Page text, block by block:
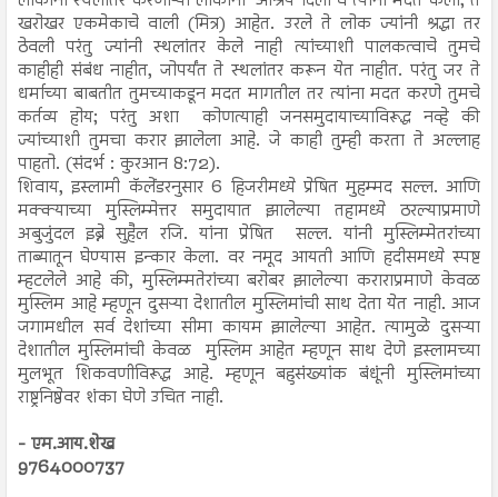
खरोखर एकमेकाचे वाली (मित्र) आहेत. उरले ते लोक ज्यांनी श्रद्धा तर
ठेवली परंतु ज्यांनी स्थलांतर केले नाही त्यांच्याशी पालकत्वाचे तुमचे
काहीही संबंध नाहीत, जोपर्यंत ते स्थलांतर करून येत नाहीत. परंतु जर ते
धर्माच्या बाबतीत तुमच्याकडून मदत मागतील तर त्यांना मदत करणे तुमचे
कर्तव्य होय; परंतु अशा कोणत्याही जनसमुदायाच्याविरूद्ध नव्हे की
ज्यांच्याशी तुमचा करार झालेला आहे. जे काही तुम्ही करता ते अल्लाह
पाहतो. (संदर्भ : कुरआन 8:72).
शिवाय, इस्लामी कॅलेंडरनुसार 6 हिजरीमध्ये प्रेषित मुहम्मद सल्ल. आणि
मक्क्याच्या मुस्लिम्मेत्तर समुदायात झालेल्या तहामध्ये ठरल्याप्रमाणे
अबुजुंदल इब्ने सुहैल रजि. यांना प्रेषित सल्ल. यांनी मुस्लिम्मेतरांच्या
ताब्यातून घेण्यास इन्कार केला. वर नमूद आयती आणि हदीसमध्ये स्पष्ट
म्हटलेले आहे की, मुस्लिम्मतेरांच्या बरोबर झालेल्या कराराप्रमाणे केवळ
मुस्लिम आहे म्हणून दुसऱ्या देशातील मुस्लिमांची साथ देता येत नाही. आज
जगामधील सर्व देशांच्या सीमा कायम झालेल्या आहेत. त्यामुळे दुसऱ्या
देशातील मुस्लिमांची केवळ मुस्लिम आहेत म्हणून साथ देणे इस्लामच्या
मुलभूत शिकवणीविरूद्ध आहे. म्हणून बहुसंख्यांक बंधूंनी मुस्लिमांच्या
राष्ट्रनिष्ठेवर शंका घेणे उचित नाही.
- एम.आय.शेख
9764000737